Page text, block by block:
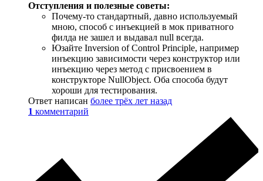
Отступления и полезные советы:
Почему-то стандартный, давно используемый
мною, способ с инъекцией в мок приватного
филда не зашел и выдавал null всегда.
Юзайте Inversion of Control Principle, например
инъекцию зависимости через конструктор или
инъекцию через метод с присвоением в
конструкторе NullObject. Оба способа будут
хороши для тестирования.
Ответ написан более трёх лет назад
1 комментарий